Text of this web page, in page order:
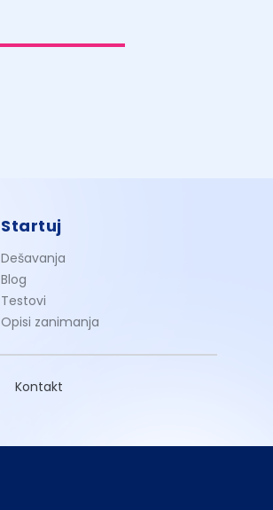
Startuj
Dešavanja
Blog
Testovi
Opisi zanimanja
Kontakt